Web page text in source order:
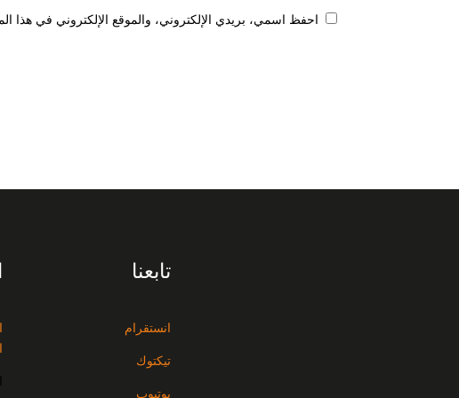
احفظ اسمي، بريدي الإلكتروني، والموقع الإلكتروني في هذا
تابعنا
انستقرام
تيكتوك
يوتيوب